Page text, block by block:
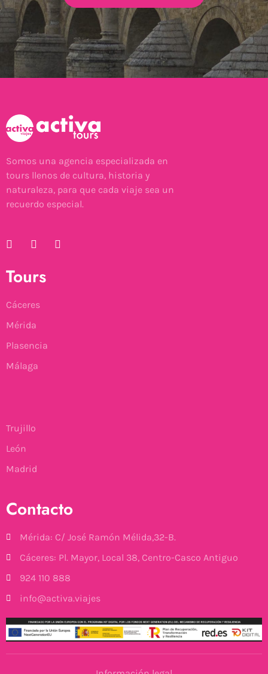
Somos una agencia especializada en
tours llenos de cultura, historia y
naturaleza, para que cada viaje sea un
recuerdo especial.
Tours
Cáceres
Mérida
Plasencia
Málaga
Trujillo
León
Madrid
Contacto
Mérida: C/ José Ramón Mélida,32-B.
Cáceres: Pl. Mayor, Local 38, Centro-Casco Antiguo
924 110 888
info@activa.viajes